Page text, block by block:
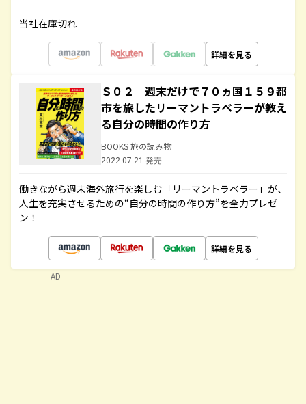
当社在庫切れ
詳細を見る
Ｓ０２ 週末だけで７０ヵ国１５９都
市を旅したリーマントラベラーが教え
る自分の時間の作り方
BOOKS 旅の読み物
2022.07.21 発売
働きながら週末海外旅行を楽しむ「リーマントラベラー」が、
人生を充実させるための“自分の時間の作り方”を全力プレゼ
ン！
詳細を見る
AD